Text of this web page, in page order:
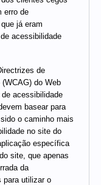
erro de
já eram
acessibilidade
de
do Web
acessibilidade
basear para
o caminho mais
no site do
específica
site, que apenas
da
para utilizar o